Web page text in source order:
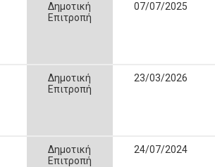
Δημοτική
Επιτροπή
07/07/2025
Δημοτική
Επιτροπή
23/03/2026
Δημοτική
Επιτροπή
24/07/2024